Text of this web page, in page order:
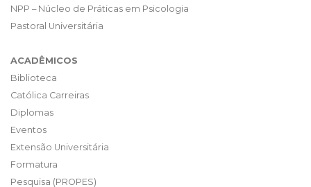
NPP – Núcleo de Práticas em Psicologia
Pastoral Universitária
ACADÊMICOS
Biblioteca
Católica Carreiras
Diplomas
Eventos
Extensão Universitária
Formatura
Pesquisa (PROPES)